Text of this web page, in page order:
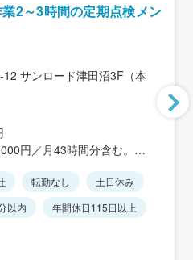
2～3時間の定期点検メン
サンロード津田沼3F（本
」 徒歩1分、「JR津田沼駅」
円／月43時間分含む。
じっくりご相談して決定し
転勤なし
土日休み
以内 年間休日115日以上